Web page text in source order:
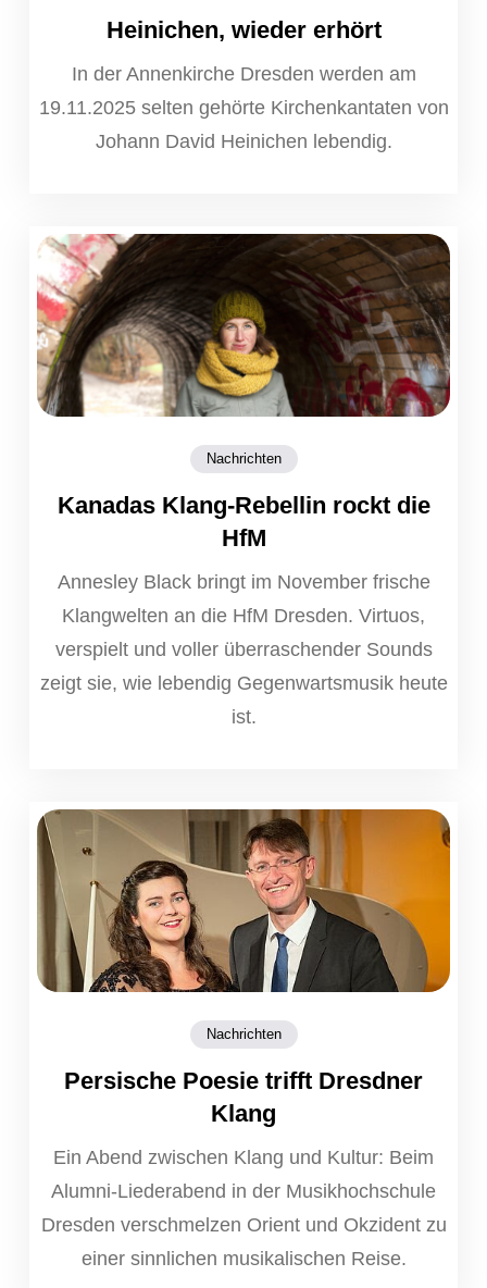
Heinichen, wieder erhört
In der Annenkirche Dresden werden am
19.11.2025 selten gehörte Kirchenkantaten von
Johann David Heinichen lebendig.
Nachrichten
Kanadas Klang-Rebellin rockt die
HfM
Annesley Black bringt im November frische
Klangwelten an die HfM Dresden. Virtuos,
verspielt und voller überraschender Sounds
zeigt sie, wie lebendig Gegenwartsmusik heute
ist.
Nachrichten
Persische Poesie trifft Dresdner
Klang
Ein Abend zwischen Klang und Kultur: Beim
Alumni-Liederabend in der Musikhochschule
Dresden verschmelzen Orient und Okzident zu
einer sinnlichen musikalischen Reise.